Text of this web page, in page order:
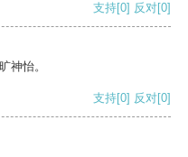
支持[0] 反对[0]
神怡。
支持[0] 反对[0]